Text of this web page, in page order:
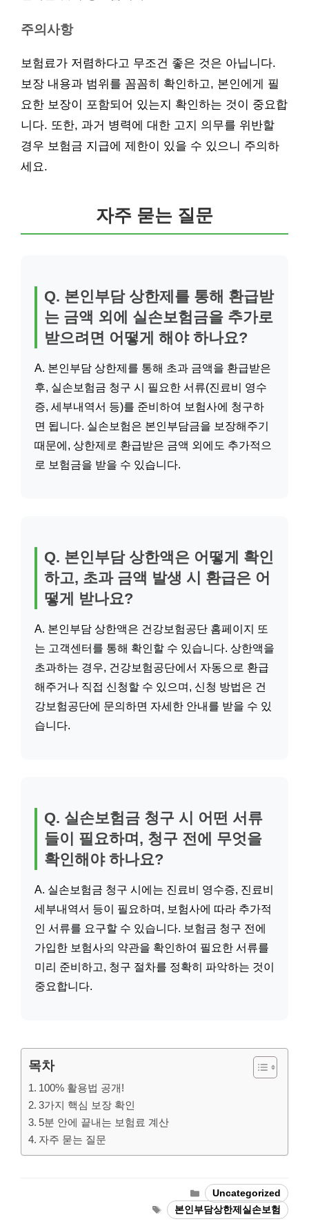
주의사항
보험료가 저렴하다고 무조건 좋은 것은 아닙니다.
보장 내용과 범위를 꼼꼼히 확인하고, 본인에게 필
요한 보장이 포함되어 있는지 확인하는 것이 중요합
니다. 또한, 과거 병력에 대한 고지 의무를 위반할
경우 보험금 지급에 제한이 있을 수 있으니 주의하
세요.
자주 묻는 질문
Q. 본인부담 상한제를 통해 환급받
는 금액 외에 실손보험금을 추가로
받으려면 어떻게 해야 하나요?
A. 본인부담 상한제를 통해 초과 금액을 환급받은
후, 실손보험금 청구 시 필요한 서류(진료비 영수
증, 세부내역서 등)를 준비하여 보험사에 청구하
면 됩니다. 실손보험은 본인부담금을 보장해주기
때문에, 상한제로 환급받은 금액 외에도 추가적으
로 보험금을 받을 수 있습니다.
Q. 본인부담 상한액은 어떻게 확인
하고, 초과 금액 발생 시 환급은 어
떻게 받나요?
A. 본인부담 상한액은 건강보험공단 홈페이지 또
는 고객센터를 통해 확인할 수 있습니다. 상한액을
초과하는 경우, 건강보험공단에서 자동으로 환급
해주거나 직접 신청할 수 있으며, 신청 방법은 건
강보험공단에 문의하면 자세한 안내를 받을 수 있
습니다.
Q. 실손보험금 청구 시 어떤 서류
들이 필요하며, 청구 전에 무엇을
확인해야 하나요?
A. 실손보험금 청구 시에는 진료비 영수증, 진료비
세부내역서 등이 필요하며, 보험사에 따라 추가적
인 서류를 요구할 수 있습니다. 보험금 청구 전에
가입한 보험사의 약관을 확인하여 필요한 서류를
미리 준비하고, 청구 절차를 정확히 파악하는 것이
중요합니다.
목차
100% 활용법 공개!
3가지 핵심 보장 확인
5분 안에 끝내는 보험료 계산
자주 묻는 질문
Categories
Uncategorized
Tags본인부담상한제실손보험